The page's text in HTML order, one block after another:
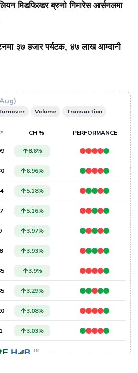
मिडफिल्डर ब्रुनो गिमारेस आर्सनलमा
३७ हजार पर्यटक, ४७ लाख आम्दानी